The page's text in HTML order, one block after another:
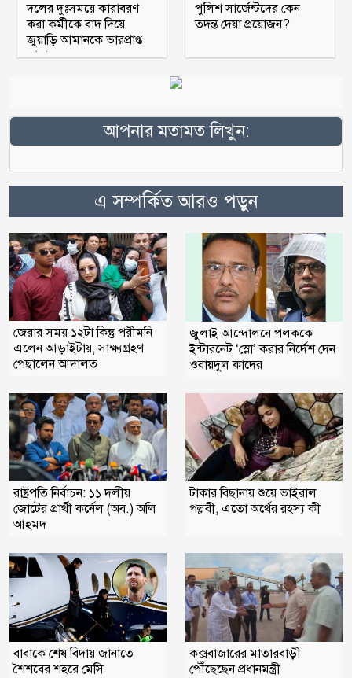
দলের দুঃসময়ে কারাবরণ
করা কর্মীকে বাদ দিয়ে
জুয়াড়ি আমানকে ভারপ্রাপ্ত
আহ্বায়ক
পুলিশ সার্জেন্টদের কেন
তদন্ত দেয়া প্রয়োজন?
আপনার মতামত লিখুন:
এ সম্পর্কিত আরও পড়ুন
জেরার সময় ১২টা কিন্তু পরীমনি
এলেন আড়াইটায়, সাক্ষ্যগ্রহণ
পেছালেন আদালত
জুলাই আন্দোলনে পলককে
ইন্টারনেট ‘স্লো’ করার নির্দেশ দেন
ওবায়দুল কাদের
রাষ্ট্রপতি নির্বাচন: ১১ দলীয়
জোটের প্রার্থী কর্নেল (অব.) অলি
আহমদ
টাকার বিছানায় শুয়ে ভাইরাল
পল্লবী, এতো অর্থের রহস্য কী
বাবাকে শেষ বিদায় জানাতে
শৈশবের শহরে মেসি
কক্সবাজারের মাতারবাড়ী
পৌঁছেছেন প্রধানমন্ত্রী